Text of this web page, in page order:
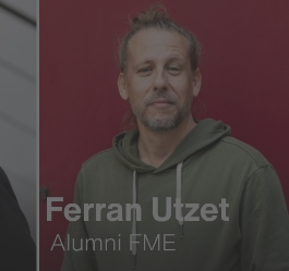
«A l'EPSEVG mai m'he sentit
només una estudiant, sinó
part d'una família».